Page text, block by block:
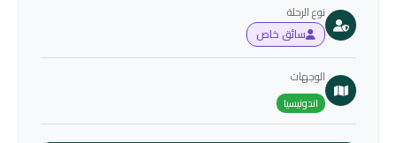
نوع الرحلة
سائق خاص
الوجهات
اندونيسيا